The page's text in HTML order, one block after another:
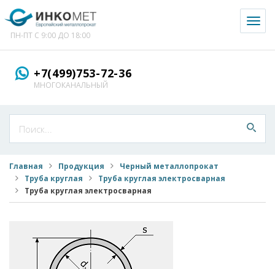
ПН-ПТ С 9:00 ДО 18:00
+7(499)753-72-36
МНОГОКАНАЛЬНЫЙ
Главная Продукция
Черный металлопрокат
Труба круглая
Труба круглая электросварная
Труба круглая электросварная